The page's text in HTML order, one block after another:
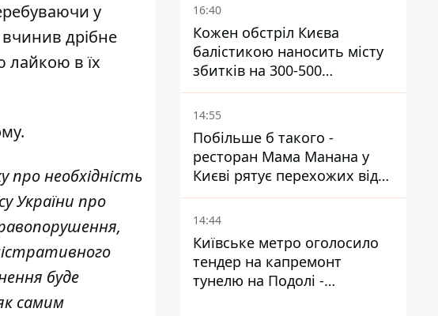
у
вчинив дрібне
лайкою в їх
про необхідність
України про
буде
самим
16:40
Кожен обстріл Києва
балістикою наносить місту
збитків на 300-500
мільйонів - Петро
Пантелеєв
14:55
Побільше б такого -
ресторан Мама Манана у
Києві рятує перехожих від
спеки
14:44
Київське метро оголосило
тендер на капремонт
тунелю на Подолі -